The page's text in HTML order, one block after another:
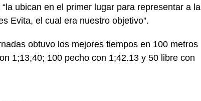
ubican en el primer lugar para representar a la
Evita, el cual era nuestro objetivo”.
obtuvo los mejores tiempos en 100 metros
1;13,40; 100 pecho con 1;42.13 y 50 libre con